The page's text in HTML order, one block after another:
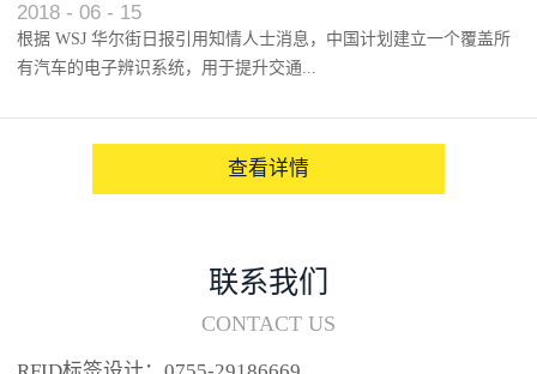
架构辨识系统
2018 - 06 - 15
根据 WSJ 华尔街日报引用知情人士消息，中国计划建立一个覆盖所
有汽车的电子辨识系统，用于提升交通...
查看详情
联系我们
CONTACT US